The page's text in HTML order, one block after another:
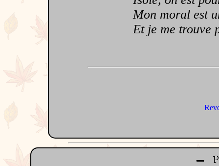
Mon moral est
Et je me trouve